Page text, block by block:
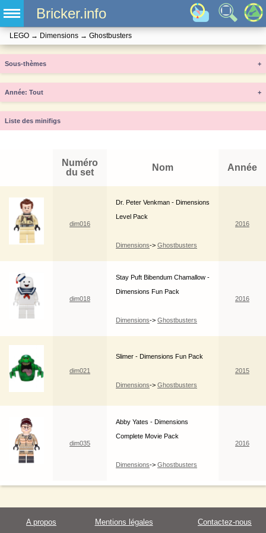
Bricker.info
LEGO → Dimensions → Ghostbusters
Sous-thèmes +
Année +
Liste des minifigs
Numéro
du set
Nom Année
dim016
Dr. Peter Venkman - Dimensions
Level Pack
Dimensions-> Ghostbusters
2016
dim018
Stay Puft Bibendum Chamallow -
Dimensions Fun Pack
Dimensions-> Ghostbusters
2016
dim021
Slimer - Dimensions Fun Pack
Dimensions-> Ghostbusters
2015
dim035
Abby Yates - Dimensions
Complete Movie Pack
Dimensions-> Ghostbusters
2016
A propos Mentions légales Contactez-nous